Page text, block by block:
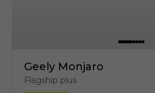
Geely Monjaro
Flagship plus